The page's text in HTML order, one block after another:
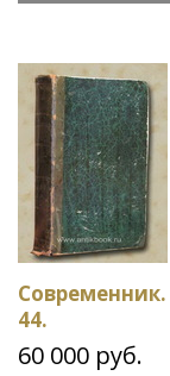
44.
60 000 руб.